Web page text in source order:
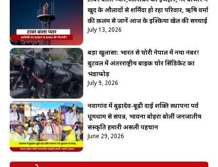
खुद के औलादों से शर्मिंदा हो रहा परिवार, ऋषि वर्मा
की क़लम से जानें आज के इश्किया खेल की सच्चाई
July 13, 2026
बड़ा खुलासा: भारत से चोरी नेपाल में नया नंबर!
बुटवल में अंतरराष्ट्रीय बाइक चोर सिंडिकेट का
भंडाफोड़
July 9, 2026
नवागांव में बुढ़ादेव-बूढ़ी दाई शक्ति स्थापना पर्व
धूमधाम से संपन्न, भावना बोहरा बोलीं जनजातीय
संस्कृति हमारी असली पहचान
June 29, 2026